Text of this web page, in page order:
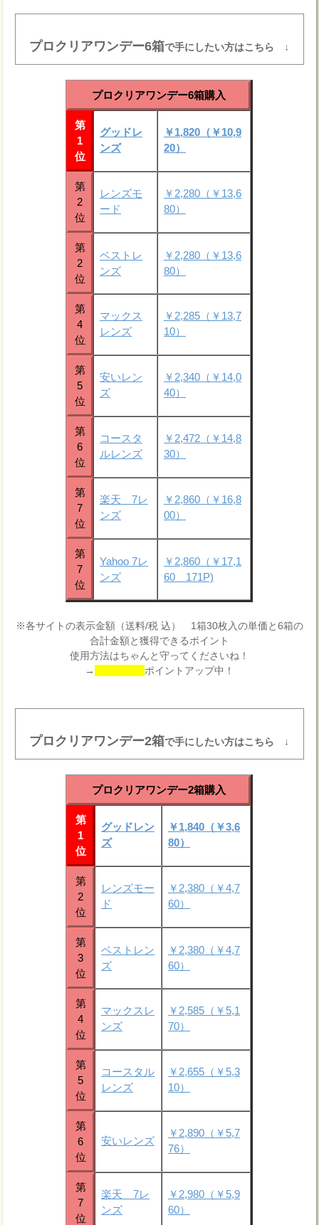
プロクリアワンデー6箱で手にしたい方はこちら ↓
プロクリアワンデー6箱購入
第
1
位
グッドレ
ンズ
￥1,820（￥10,9
20）
第
2
位
レンズモ
ード
￥2,280（￥13,6
80）
第
2
位
ベストレ
ンズ
￥2,280（￥13,6
80）
第
4
位
マックス
レンズ
￥2,285（￥13,7
10）
第
5
位
安いレン
ズ
￥2,340（￥14,0
40）
第
6
位
コースタ
ルレンズ
￥2,472（￥14,8
30）
第
7
位
楽天 7レ
ンズ
￥2,860（￥16,8
00）
第
7
位
Yahoo 7レ
ンズ
￥2,860（￥17,1
60 171P)
※各サイトの表示金額（送料/税 込） 1箱30枚入の単価と6箱の
合計金額と獲得できるポイント
使用方法はちゃんと守ってくださいね！
→
ポイントアップ中！
プロクリアワンデー2箱で手にしたい方はこちら ↓
プロクリアワンデー2箱購入
第
1
位
グッドレン
ズ
￥1,840（￥3,6
80）
第
2
位
レンズモー
ド
￥2,380（￥4,7
60）
第
3
位
ベストレン
ズ
￥2,380（￥4,7
60）
第
4
位
マックスレ
ンズ
￥2,585（￥5,1
70）
第
5
位
コースタル
レンズ
￥2,655（￥5,3
10）
第
6
位
安いレンズ
￥2,890（￥5,7
76）
第
7
位
楽天 7レ
ンズ
￥2,980（￥5,9
60）